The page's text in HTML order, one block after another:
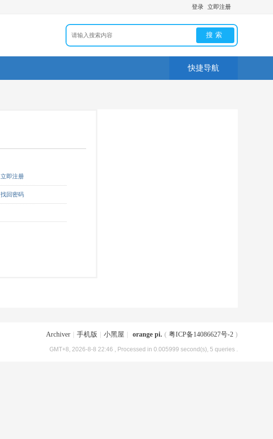
登录 立即注册
搜索
快捷导航
立即注册
找回密码
Archiver 手机版 小黑屋 orange pi. ( 粤ICP备14086627号-2 )
GMT+8, 2026-8-8 22:46 , Processed in 0.005999 second(s), 5 queries .